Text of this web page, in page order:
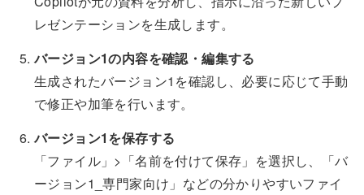
レゼンテーションを生成します。
バージョン1の内容を確認・編集する
生成されたバージョン1を確認し、必要に応じて手動
で修正や加筆を行います。
バージョン1を保存する
「ファイル」>「名前を付けて保存」を選択し、「バ
ージョン1_専門家向け」などの分かりやすいファイ